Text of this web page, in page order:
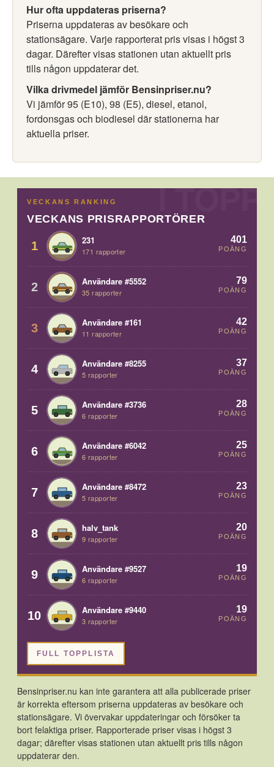
Hur ofta uppdateras priserna?
Priserna uppdateras av besökare och
stationsägare. Varje rapporterat pris visas i högst 3
dagar. Därefter visas stationen utan aktuellt pris
tills någon uppdaterar det.
Vilka drivmedel jämför Bensinpriser.nu?
Vi jämför 95 (E10), 98 (E5), diesel, etanol,
fordonsgas och biodiesel där stationerna har
aktuella priser.
VECKANS RANKING
VECKANS PRISRAPPORTÖRER
1 231
171 rapporter
401
POÄNG
2 Användare #5552
35 rapporter
79
POÄNG
3 Användare #161
11 rapporter
42
POÄNG
4 Användare #8255
5 rapporter
37
POÄNG
5 Användare #3736
6 rapporter
28
POÄNG
6 Användare #6042
6 rapporter
25
POÄNG
7 Användare #8472
5 rapporter
23
POÄNG
8 halv_tank
9 rapporter
20
POÄNG
9 Användare #9527
6 rapporter
19
POÄNG
10 Användare #9440
3 rapporter
19
POÄNG
FULL TOPPLISTA
Bensinpriser.nu kan inte garantera att alla publicerade priser
är korrekta eftersom priserna uppdateras av besökare och
stationsägare. Vi övervakar uppdateringar och försöker ta
bort felaktiga priser. Rapporterade priser visas i högst 3
dagar; därefter visas stationen utan aktuellt pris tills någon
uppdaterar den.